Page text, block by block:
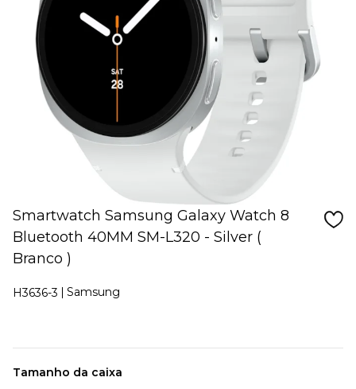
Smartwatch Samsung Galaxy Watch 8
Bluetooth 40MM SM-L320 - Silver (
Branco )
H3636-3 Samsung
Tamanho da caixa